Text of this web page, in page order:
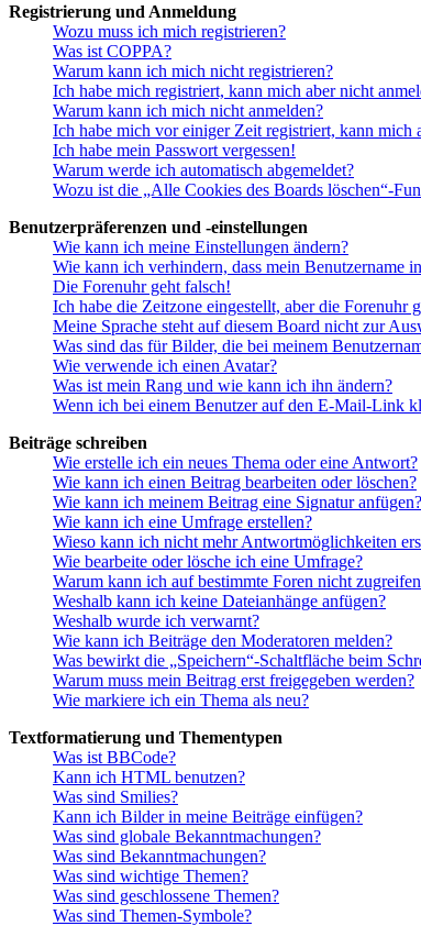
Registrierung und Anmeldung
Wozu muss ich mich registrieren?
Was ist COPPA?
Warum kann ich mich nicht registrieren?
Ich habe mich registriert, kann mich aber nicht
Warum kann ich mich nicht anmelden?
Ich habe mich vor einiger Zeit registriert, kann mich
Ich habe mein Passwort vergessen!
Warum werde ich automatisch abgemeldet?
Wozu ist die „Alle Cookies des Boards löschen“-
Benutzerpräferenzen und -einstellungen
Wie kann ich meine Einstellungen ändern?
Wie kann ich verhindern, dass mein Benutzername
Die Forenuhr geht falsch!
Ich habe die Zeitzone eingestellt, aber die Forenuhr
Meine Sprache steht auf diesem Board nicht zur
Was sind das für Bilder, die bei meinem
Wie verwende ich einen Avatar?
Was ist mein Rang und wie kann ich ihn ändern?
Wenn ich bei einem Benutzer auf den E-Mail-Link
Beiträge schreiben
Wie erstelle ich ein neues Thema oder eine Antwort?
Wie kann ich einen Beitrag bearbeiten oder löschen?
Wie kann ich meinem Beitrag eine Signatur anfügen?
Wie kann ich eine Umfrage erstellen?
Wieso kann ich nicht mehr Antwortmöglichkeiten
Wie bearbeite oder lösche ich eine Umfrage?
Warum kann ich auf bestimmte Foren nicht
Weshalb kann ich keine Dateianhänge anfügen?
Weshalb wurde ich verwarnt?
Wie kann ich Beiträge den Moderatoren melden?
Was bewirkt die „Speichern“-Schaltfläche beim
Warum muss mein Beitrag erst freigegeben werden?
Wie markiere ich ein Thema als neu?
Textformatierung und Thementypen
Was ist BBCode?
Kann ich HTML benutzen?
Was sind Smilies?
Kann ich Bilder in meine Beiträge einfügen?
Was sind globale Bekanntmachungen?
Was sind Bekanntmachungen?
Was sind wichtige Themen?
Was sind geschlossene Themen?
Was sind Themen-Symbole?